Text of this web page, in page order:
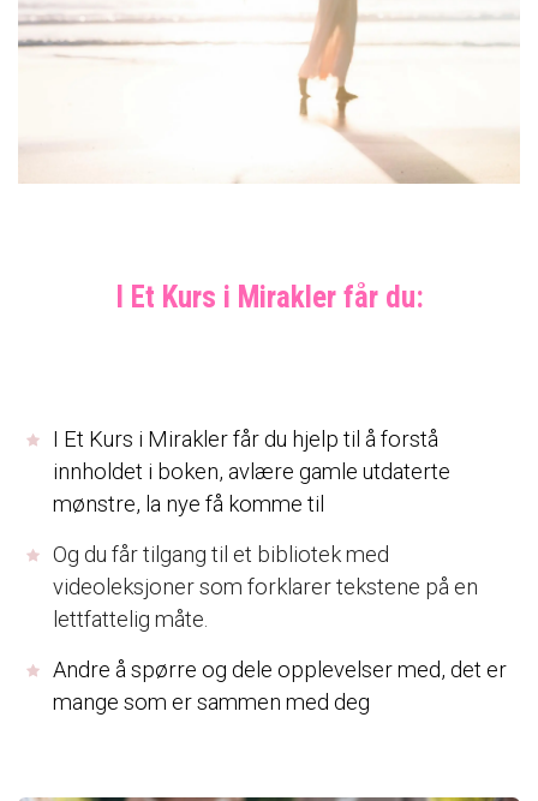
I Et Kurs i Mirakler får du:​
I Et Kurs i Mirakler får du hjelp til å forstå
innholdet i boken, avlære gamle utdaterte
mønstre, la nye få komme til
Og du får tilgang til et bibliotek med
videoleksjoner som forklarer tekstene på en
lettfattelig måte.
Andre å spørre og dele opplevelser med, det er
mange som er sammen med deg